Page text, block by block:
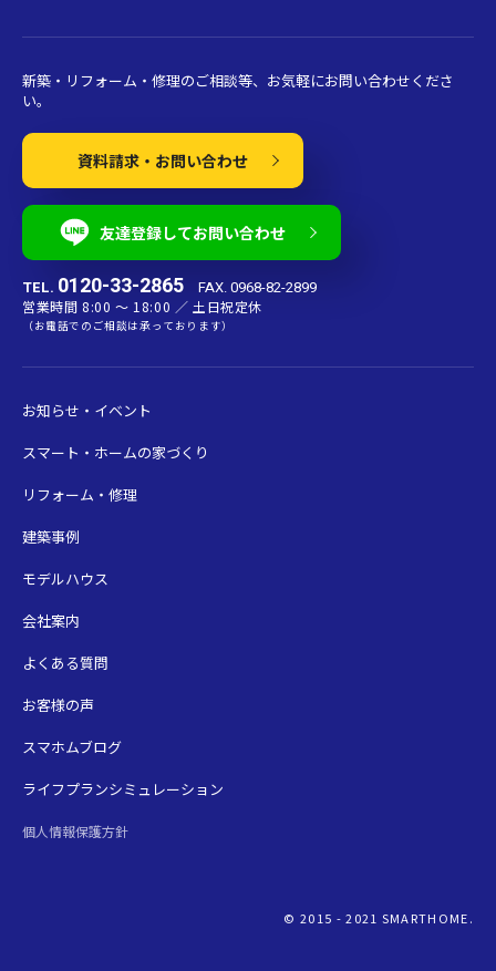
新築・リフォーム・修理のご相談等、お気軽にお問い合わせくださ
い。
資料請求・お問い合わせ
友達登録してお問い合わせ
TEL. 0120-33-2865 FAX. 0968-82-2899
営業時間 8:00 〜 18:00 ／ 土日祝定休
（お電話でのご相談は承っております）
お知らせ・イベント
スマート・ホームの家づくり
リフォーム・修理
建築事例
モデルハウス
会社案内
よくある質問
お客様の声
スマホムブログ
ライフプランシミュレーション
個人情報保護方針
© 2015 - 2021 SMARTHOME.